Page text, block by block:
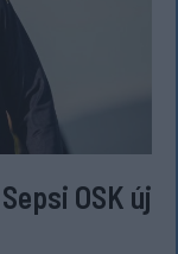
OSK új